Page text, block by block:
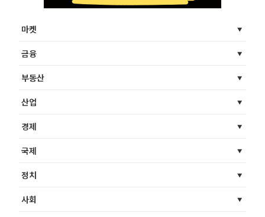
마켓
금융
부동산
산업
경제
국제
정치
사회